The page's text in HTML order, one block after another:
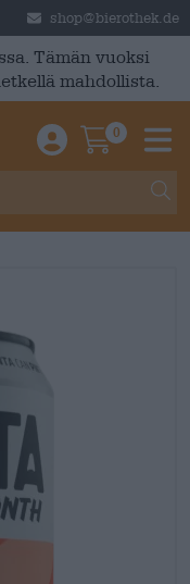
shop@bierothek.de
Tämän vuoksi
mahdollista.
Einloggen /
0